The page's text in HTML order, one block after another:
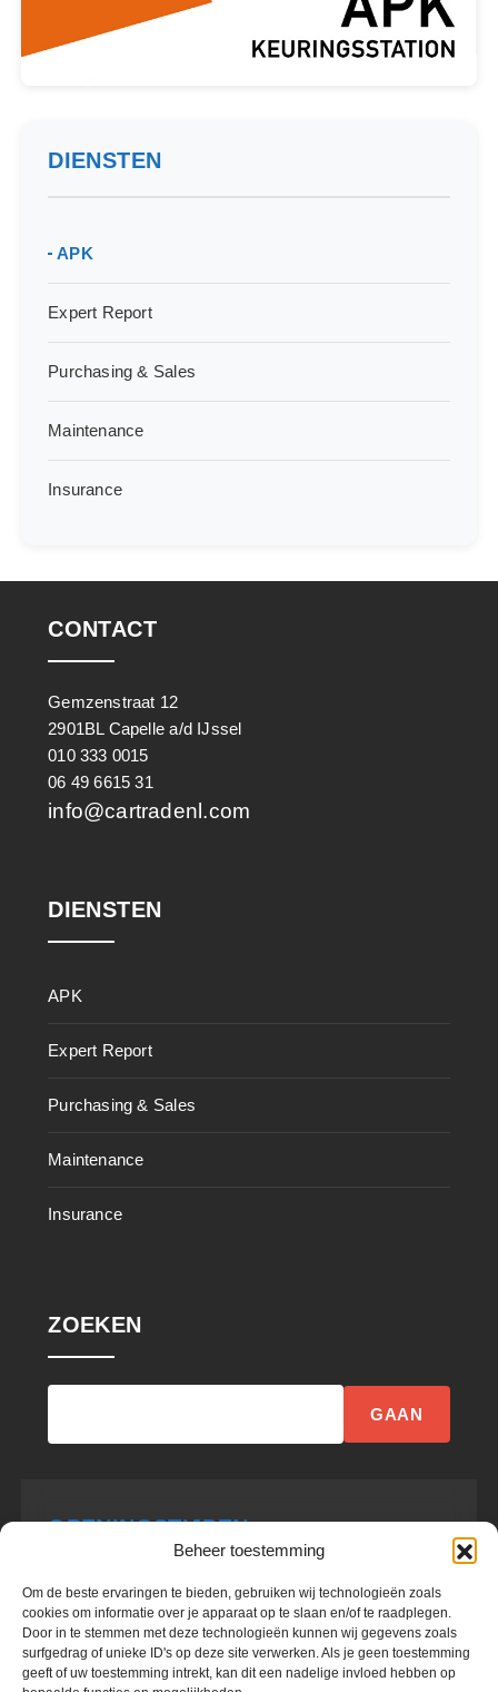
Beheer toestemming
Om de beste ervaringen te bieden, gebruiken wij technologieën zoals
cookies om informatie over je apparaat op te slaan en/of te raadplegen.
Door in te stemmen met deze technologieën kunnen wij gegevens zoals
surfgedrag of unieke ID's op deze site verwerken. Als je geen toestemming
geeft of uw toestemming intrekt, kan dit een nadelige invloed hebben op
DIENSTEN
APK
Expert Report
Purchasing & Sales
Maintenance
Insurance
CONTACT
Gemzenstraat 12
2901BL Capelle a/d IJssel
010 333 0015
06 49 6615 31
info@cartradenl.com
DIENSTEN
APK
Expert Report
Purchasing & Sales
Maintenance
Insurance
ZOEKEN
GAAN
OPENINGSTIJDEN
Monday 9:00 - 17:00
Tuesday 9:00 - 17:00